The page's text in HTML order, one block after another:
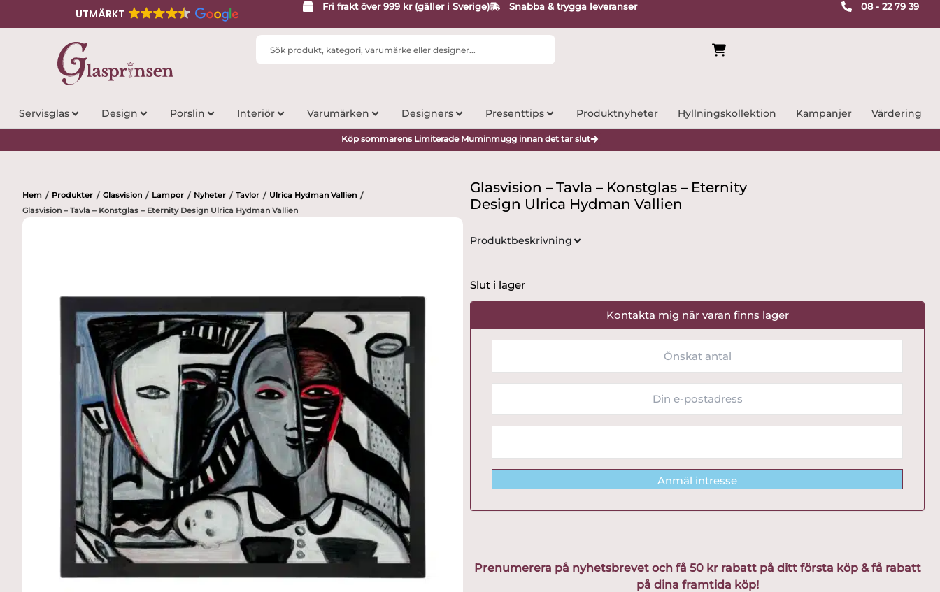
UTMÄRKT
Fri frakt över 999 kr (gäller i Sverige) Snabba & trygga leveranser 08 - 22 79 39
Search
Servisglas Design Porslin Interiör Varumärken Designers Presenttips Produktnyheter Hyllningskollektion Kampanjer Värdering
Köp sommarens Limiterade Muminmugg innan det tar slut
Hem / Produkter / Glasvision / Lampor / Nyheter / Tavlor / Ulrica Hydman Vallien /
Glasvision – Tavla – Konstglas – Eternity Design Ulrica Hydman Vallien
Glasvision – Tavla – Konstglas – Eternity
Design Ulrica Hydman Vallien
Produktbeskrivning
Slut i lager
Kontakta mig när varan finns lager
Anmäl intresse
Prenumerera på nyhetsbrevet och få 50 kr rabatt på ditt första köp & få rabatt
på dina framtida köp!